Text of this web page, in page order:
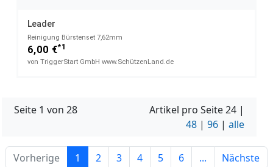
Leader
Reinigung Bürstenset 7,62mm
6,00 €*1
von TriggerStart GmbH www.SchützenLand.de
Seite 1 von 28 Artikel pro Seite24 |
48 | 96 | alle
Vorherige 1 2 3 4 5 6 ... Nächste